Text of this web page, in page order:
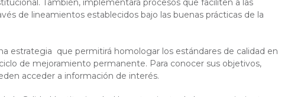
También, implementará procesos que faciliten a las
de lineamientos establecidos bajo las buenas prácticas de la
estrategia que permitirá homologar los estándares de calidad en
de mejoramiento permanente. Para conocer sus objetivos,
acceder a información de interés.